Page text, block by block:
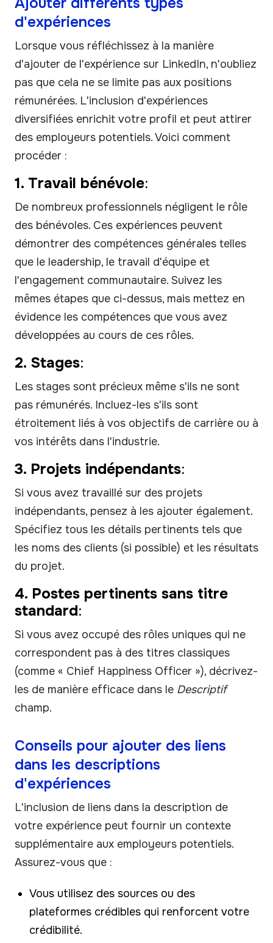
d'expériences
Lorsque vous réfléchissez à la manière
d'ajouter de l'expérience sur LinkedIn, n'oubliez
pas que cela ne se limite pas aux positions
rémunérées. L'inclusion d'expériences
diversifiées enrichit votre profil et peut attirer
des employeurs potentiels. Voici comment
procéder :
1. Travail bénévole:
De nombreux professionnels négligent le rôle
des bénévoles. Ces expériences peuvent
démontrer des compétences générales telles
que le leadership, le travail d'équipe et
l'engagement communautaire. Suivez les
mêmes étapes que ci-dessus, mais mettez en
évidence les compétences que vous avez
développées au cours de ces rôles.
2. Stages:
Les stages sont précieux même s'ils ne sont
pas rémunérés. Incluez-les s'ils sont
étroitement liés à vos objectifs de carrière ou à
vos intérêts dans l'industrie.
3. Projets indépendants:
Si vous avez travaillé sur des projets
indépendants, pensez à les ajouter également.
Spécifiez tous les détails pertinents tels que
les noms des clients (si possible) et les résultats
du projet.
4. Postes pertinents sans titre
standard:
Si vous avez occupé des rôles uniques qui ne
correspondent pas à des titres classiques
(comme « Chief Happiness Officer »), décrivez-
les de manière efficace dans le Descriptif
champ.
Conseils pour ajouter des liens
dans les descriptions
d'expériences
L'inclusion de liens dans la description de
votre expérience peut fournir un contexte
supplémentaire aux employeurs potentiels.
Assurez-vous que :
Vous utilisez des sources ou des
plateformes crédibles qui renforcent votre
crédibilité.